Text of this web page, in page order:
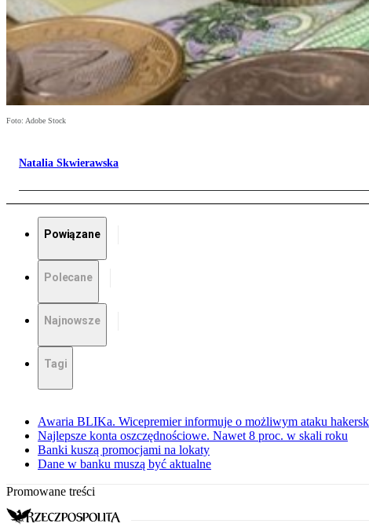
Foto: Adobe Stock
Natalia Skwierawska
Powiązane
Polecane
Najnowsze
Tagi
Awaria BLIKa. Wicepremier informuje o możliwym ataku
Najlepsze konta oszczędnościowe. Nawet 8 proc. w skali roku
Banki kuszą promocjami na lokaty
Dane w banku muszą być aktualne
Promowane treści